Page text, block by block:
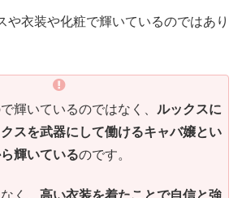
や衣装や化粧で輝いているのではあり
輝いているのではなく、 ルックスに
スを武器にして働けるキャバ嬢とい
輝いているのです。